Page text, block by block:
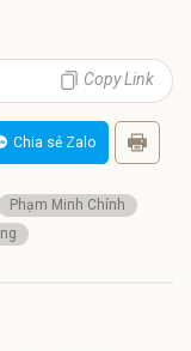
Copy Link
Chia sẻ Zalo
Phạm Minh Chính